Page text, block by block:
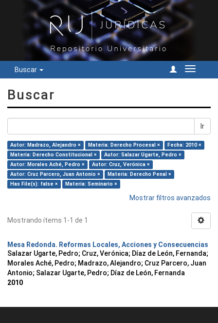
Buscar
Cambiar
Buscar
Ir
Autor: Madrazo, Alejandro × Materia: Derecho Procesal ×
Fecha: 2010 ×
Materia: Derecho Constitucional ×
Autor: Salazar Ugarte, Pedro ×
Autor: Morales Aché, Pedro ×
Autor: Cruz, Verónica ×
Autor: Cruz Parcero, Juan Antonio ×
Materia: Derecho Penal ×
Has File(s): false ×
Materia: Seminario ×
Mostrar filtros avanzados
Mostrando ítems 1-1 de 1
Mesa Redonda. Reformas Locales, Acciones y Consecuencias
Salazar Ugarte, Pedro; Cruz, Verónica; Díaz de León, Fernanda;
Morales Aché, Pedro; Madrazo, Alejandro; Cruz Parcero, Juan
Antonio; Salazar Ugarte, Pedro; Díaz de León, Fernanda
2010